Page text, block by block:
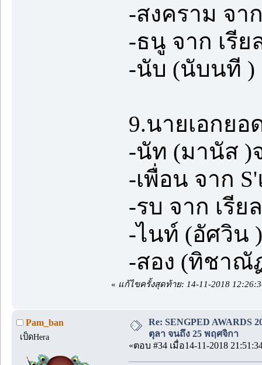
-สงคราม จา
-ธนู จาก เรี
-นับ (นับนที )
9.นายเอกยอ
-นัท (มานัส )
-เพื่อน จาก
-รบ จาก เรีย
-ไนท์ (อัศวิน
-สอง (ทิชาณั
« แก้ไขครั้งสุดท้าย: 14-11-2018
Pam_ban
เป็ดHera
Re: SENGPED AWARDS
ตุลา จนถึง 25 พฤศจิกา
«ตอบ #34 เมื่อ14-11-2018